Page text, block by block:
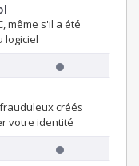
même s'il a été
logiciel
créés
votre identité